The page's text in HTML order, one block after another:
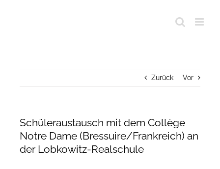
Zurück Vor
Schüleraustausch mit dem Collège
Notre Dame (Bressuire/Frankreich) an
der Lobkowitz-Realschule